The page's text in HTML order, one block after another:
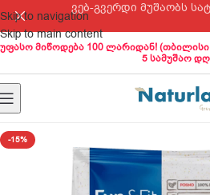
Skip to navigation
Skip to main content
ვებ-გვერდი მუშაობს
უფასო მიწოდება 100 ლარიდან!
5 სამუშაო
-15%